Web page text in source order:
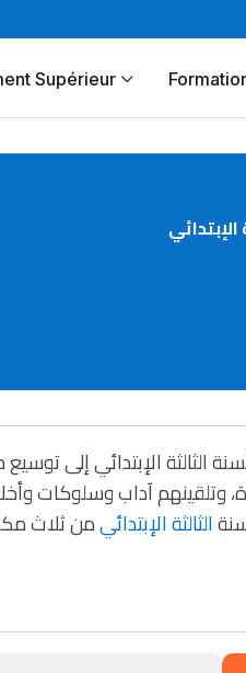
Supérieur
الثالثة الإبتدائي إلى
آداب وسلوكات
الثالثة الإبتدائيمن ثلاث